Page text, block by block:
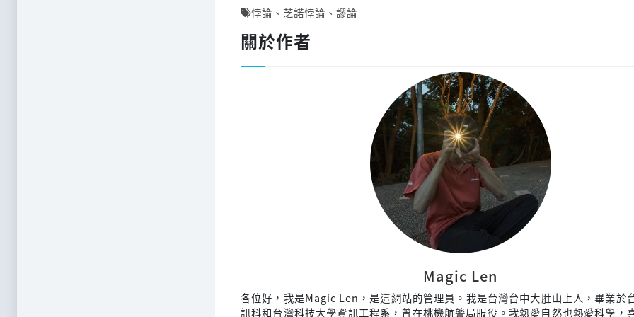
悖論 、 芝諾悖論 、 謬論
關於作者
Magic Len
各位好，我是Magic Len，是這網站的管理員。我是台灣台中大肚山上人，畢業於
訊科和台灣科技大學資訊工程系，曾在桃機航警局服役。我熱愛自然也熱愛科學，